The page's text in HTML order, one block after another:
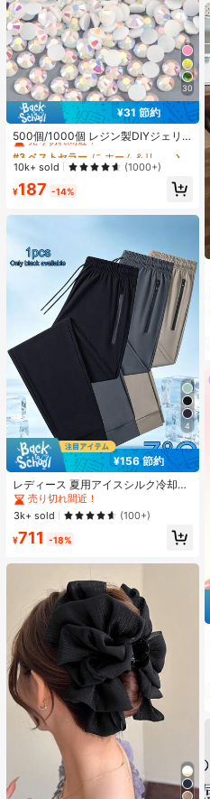
30
¥31 節約
500個/1000個 レジン製DIYジェリ
ーフラットバックラインストーン 小
さな丸型ラインストーン ミニ装飾ア
クセサリー スマホケース、カップ、
靴、ブーツ、衣類装飾、ハンドメイ
ドDIYアイドル応援ファン、ネーム
#3 ベストセラー
に ホーム＆リビング
売り切れ間近！
#3 ベストセラー
売り切れ間近！
#3 ベストセラー
売り切れ間近！
#3 ベストセラー
売り切れ間近！
10k+ sold (1000+)
¥187 -14%
4
¥156 節約
レディース 夏用アイスシルク冷却ジ
ョガーパンツ、速乾軽量スポーツパ
ンツ、ジッパーポケットとウエスト
バンド付き、フィットネスとランニ
ングに適したアスレジャー
売り切れ間近！
3k+ sold
(100+)
¥711 -18%